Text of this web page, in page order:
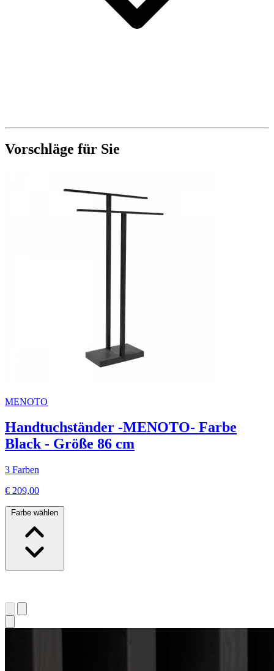
Vorschläge für Sie
MENOTO
Handtuchständer -MENOTO- Farbe
Black - Größe 86 cm
3 Farben
€ 209,00
Farbe wählen